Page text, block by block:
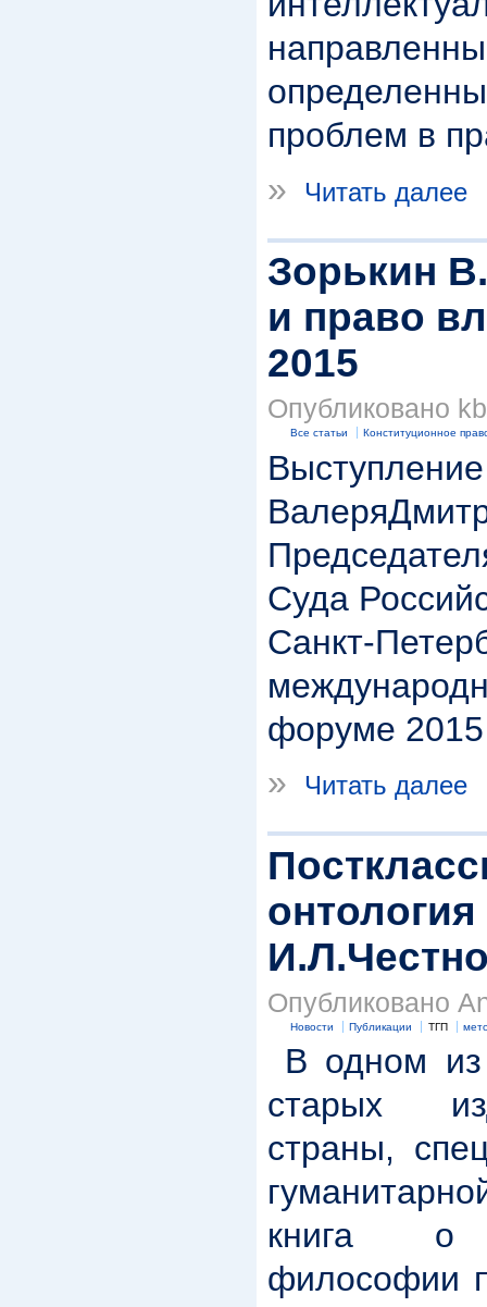
проблем в
»
Читать далее
Зорькин
и право
2015
Опубликовано
Все статьи Конституционное
Суда
Санкт-
форуме 2015
»
Читать далее
Опубликовано
Новости Публикации ТГП
В одном
старых
страны,
книга о
философии